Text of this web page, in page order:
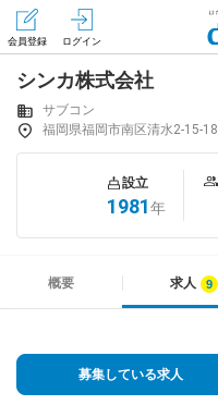
会員登録 ログイン
会員登録（無料）
求人を紹介してもらう
知りたい・聞きたい
シンカ株式会社
サブコン
福岡県福岡市南区清水2-15-18
設立
1981年
概要 求人
募集している求人